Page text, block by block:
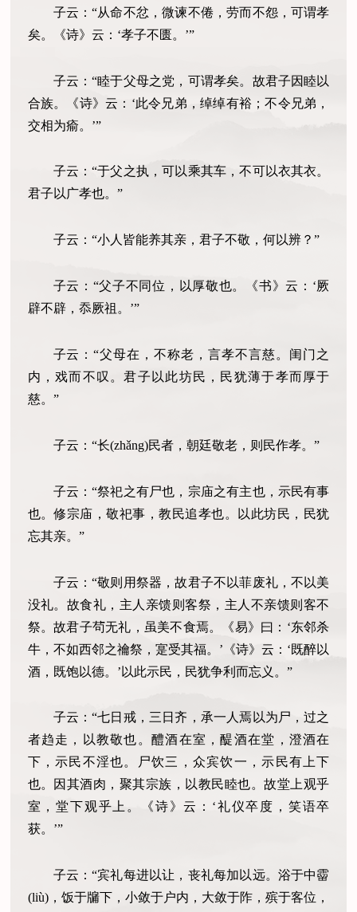
子云：“从命不忿，微谏不倦，劳而不怨，可谓孝
矣。《诗》云：‘孝子不匮。’”
子云：“睦于父母之党，可谓孝矣。故君子因睦以
合族。《诗》云：‘此令兄弟，绰绰有裕；不令兄弟，
交相为瘉。’”
子云：“于父之执，可以乘其车，不可以衣其衣。
君子以广孝也。”
子云：“小人皆能养其亲，君子不敬，何以辨？”
子云：“父子不同位，以厚敬也。《书》云：‘厥
辟不辟，忝厥祖。’”
子云：“父母在，不称老，言孝不言慈。闺门之
内，戏而不叹。君子以此坊民，民犹薄于孝而厚于
慈。”
子云：“长(zhǎng)民者，朝廷敬老，则民作孝。”
子云：“祭祀之有尸也，宗庙之有主也，示民有事
也。修宗庙，敬祀事，教民追孝也。以此坊民，民犹
忘其亲。”
子云：“敬则用祭器，故君子不以菲废礼，不以美
没礼。故食礼，主人亲馈则客祭，主人不亲馈则客不
祭。故君子茍无礼，虽美不食焉。《易》曰：‘东邻杀
牛，不如西邻之禴祭，寔受其福。’《诗》云：‘既醉以
酒，既饱以德。’以此示民，民犹争利而忘义。”
子云：“七日戒，三日齐，承一人焉以为尸，过之
者趋走，以教敬也。醴酒在室，醍酒在堂，澄酒在
下，示民不淫也。尸饮三，众宾饮一，示民有上下
也。因其酒肉，聚其宗族，以教民睦也。故堂上观乎
室，堂下观乎上。《诗》云：‘礼仪卒度，笑语卒
获。’”
子云：“宾礼每进以让，丧礼每加以远。浴于中霤
(liù)，饭于牖下，小敛于户内，大敛于阼，殡于客位，